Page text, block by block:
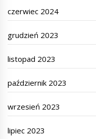
czerwiec 2024
grudzień 2023
listopad 2023
październik 2023
wrzesień 2023
lipiec 2023